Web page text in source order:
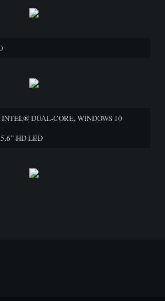
DUAL-CORE, WINDOWS 10
HD LED